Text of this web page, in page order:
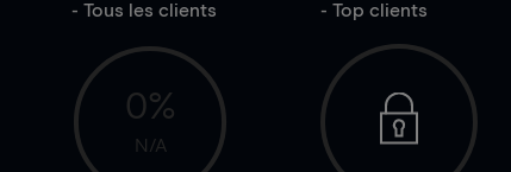
- Tous les clients
0%
N/A
- Top clients